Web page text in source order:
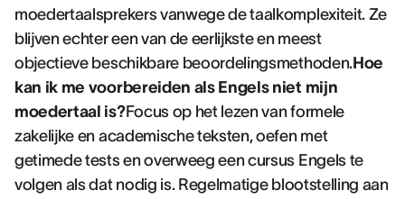
moedertaalsprekers vanwege de taalkomplexiteit. Ze
blijven echter een van de eerlijkste en meest
objectieve beschikbare beoordelingsmethoden.Hoe
kan ik me voorbereiden als Engels niet mijn
moedertaal is?Focus op het lezen van formele
zakelijke en academische teksten, oefen met
getimede tests en overweeg een cursus Engels te
volgen als dat nodig is. Regelmatige blootstelling aan